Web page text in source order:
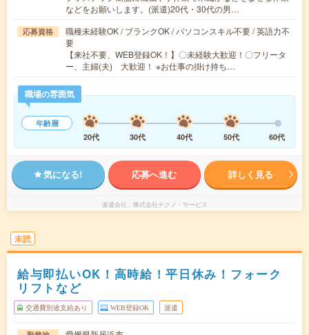
などをお願いします。(派遣)20代・30代の男…
応募資格
職種未経験OK / ブランクOK / パソコンスキル不要 / 英語力不
要
【来社不要、WEB登録OK！】〇未経験大歓迎！〇フリータ
ー、主婦(夫) 大歓迎！ ※お仕事の掛け持ち…
職場の雰囲気
年齢層
20代
30代 40代 50代 60代
気になる! 応募へ進む 詳しく見る
派遣会社 株式会社テクノ・サービス
未読
給与即払いOK！高時給！平日休み！フォーク
リフトなど
交通費別途支給あり WEB登録OK 派遣